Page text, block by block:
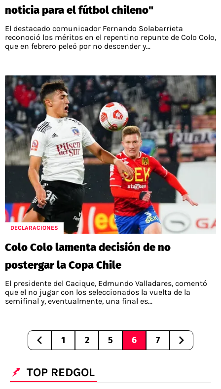
noticia para el fútbol chileno"
El destacado comunicador Fernando Solabarrieta
reconoció los méritos en el repentino repunte de Colo Colo,
que en febrero peleó por no descender y...
DECLARACIONES
Colo Colo lamenta decisión de no
postergar la Copa Chile
El presidente del Cacique, Edmundo Valladares, comentó
que el no jugar con los seleccionados la vuelta de la
semifinal y, eventualmente, una final es...
1 2 5 6 7
TOP REDGOL